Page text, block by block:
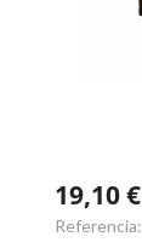
19,10 €
Referencia: